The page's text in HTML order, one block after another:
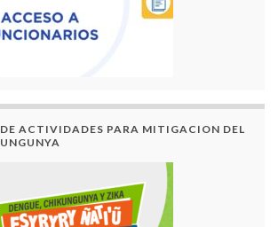
ACTIVIDADES PARA MITIGACION DEL